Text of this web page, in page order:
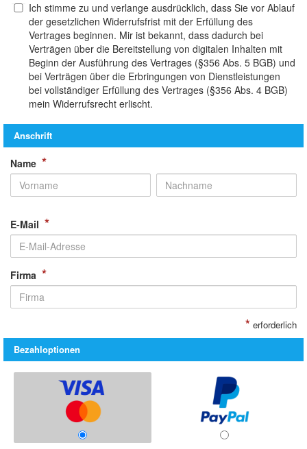
Ich stimme zu und verlange ausdrücklich, dass Sie vor Ablauf
der gesetzlichen Widerrufsfrist mit der Erfüllung des
Vertrages beginnen. Mir ist bekannt, dass dadurch bei
Verträgen über die Bereitstellung von digitalen Inhalten mit
Beginn der Ausführung des Vertrages (§356 Abs. 5 BGB) und
bei Verträgen über die Erbringungen von Dienstleistungen
bei vollständiger Erfüllung des Vertrages (§356 Abs. 4 BGB)
mein Widerrufsrecht erlischt.
Anschrift
Name *
E-Mail *
Firma *
* erforderlich
Bezahloptionen